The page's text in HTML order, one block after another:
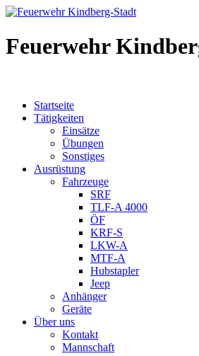
Feuerwehr
Startseite
Tätigkeiten
Einsätze
Übungen
Sonstiges
Ausrüstung
Fahrzeuge
SRF
TLF-A 4000
ÖF
KRF-S
LKW-A
MTF-A
Hubstapler
Jeep
Anhänger
Geräte
Über uns
Kontakt
Mannschaft